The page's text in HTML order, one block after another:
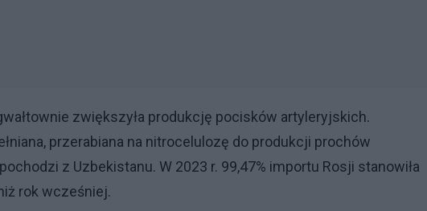
zwiększyła produkcję pocisków artyleryjskich.
przerabiana na nitrocelulozę do produkcji prochów
z Uzbekistanu. W 2023 r. 99,47% importu Rosji stanowiła
rok wcześniej.